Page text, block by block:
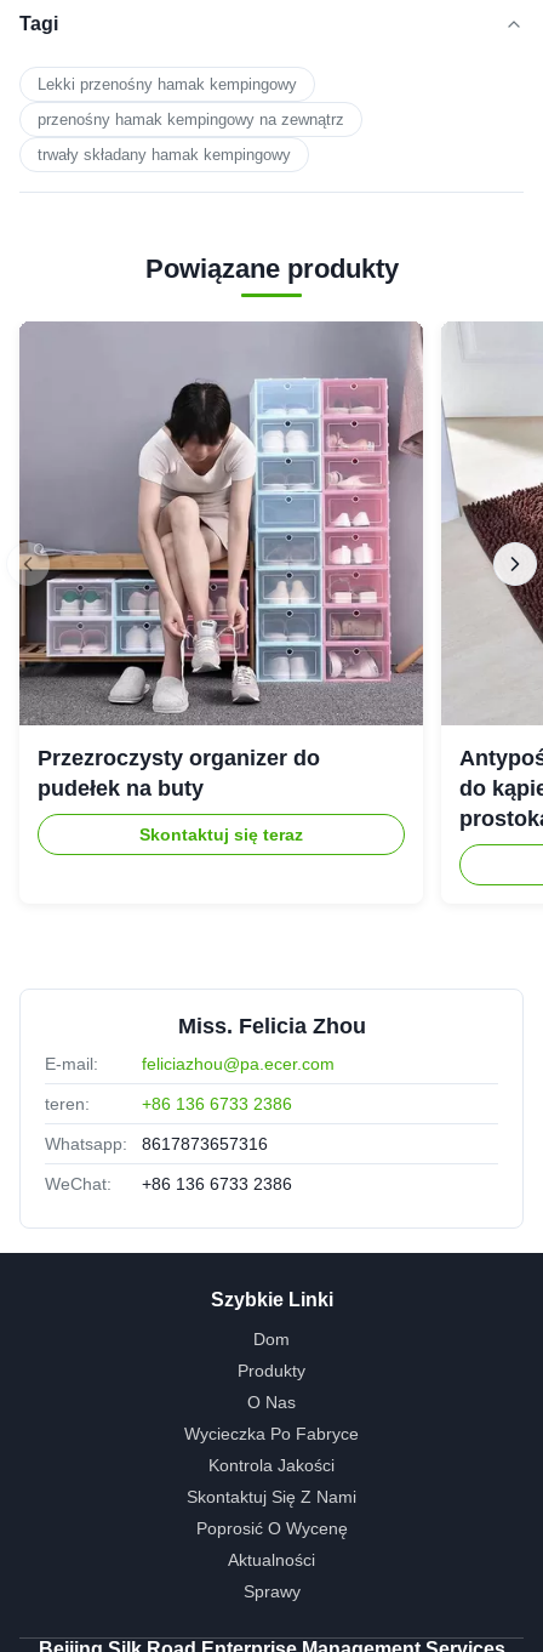
Tagi
Lekki przenośny hamak kempingowy
przenośny hamak kempingowy na zewnątrz
trwały składany hamak kempingowy
Powiązane produkty
Przezroczysty organizer do
pudełek na buty
Skontaktuj się teraz
do
Miss. Felicia Zhou
E-mail: feliciazhou@pa.ecer.com
teren: +86 136 6733 2386
Whatsapp: 8617873657316
WeChat: +86 136 6733 2386
Szybkie Linki
Dom
Produkty
O Nas
Wycieczka Po Fabryce
Kontrola Jakości
Skontaktuj Się Z Nami
Poprosić O Wycenę
Aktualności
Sprawy